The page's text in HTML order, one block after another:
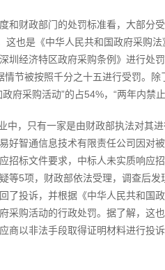
和财政部门的处罚标准看，大部分
这也是《中华人民共和国政府采购
圳经济特区政府采购条例》进行处
节被按照千分之十五进行受罚。
府采购活动”的占54%，“两年内禁
中，只有一家是由财政部执法对其
好智通信息技术有限责任公司因对
招标文件要求，中标人未实质响应
等5项，财政部依法受理，调查后
了投诉，并根据《中华人民共和国
采购活动的行政处罚。据了解，这
商以非法手段取得证明材料进行投